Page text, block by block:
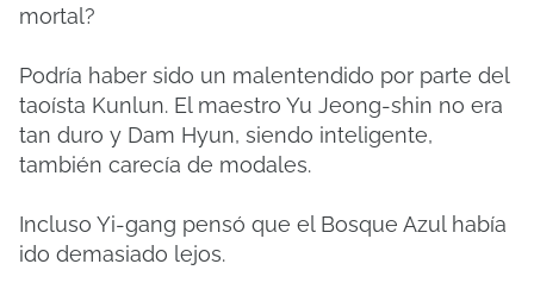
mortal?
Podría haber sido un malentendido por parte del
taoísta Kunlun. El maestro Yu Jeong-shin no era
tan duro y Dam Hyun, siendo inteligente,
también carecía de modales.
Incluso Yi-gang pensó que el Bosque Azul había
ido demasiado lejos.